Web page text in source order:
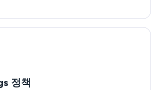
정책